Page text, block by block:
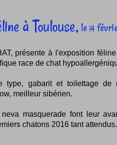
à Toulouse, le14
présente à l'exposition
race de chat
type, gabarit et toilettage de
meilleur sibérien.
masquerade font leur
chatons 2016 tant attendus.